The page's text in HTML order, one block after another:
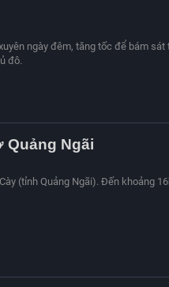
ngày đêm, tăng tốc để bám sát
đô.
Quảng Ngãi
(tỉnh Quảng Ngãi). Đến khoảng